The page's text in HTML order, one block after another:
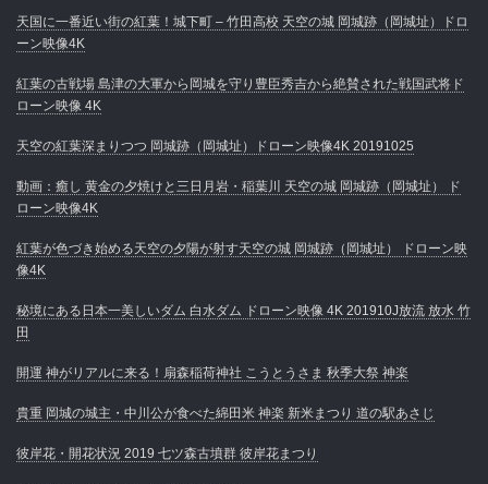
天国に一番近い街の紅葉！城下町 – 竹田高校 天空の城 岡城跡（岡城址）ドロ
ーン映像4K
紅葉の古戦場 島津の大軍から岡城を守り豊臣秀吉から絶賛された戦国武将ド
ローン映像 4K
天空の紅葉深まりつつ 岡城跡（岡城址）ドローン映像4K 20191025
動画：癒し 黄金の夕焼けと三日月岩・稲葉川 天空の城 岡城跡（岡城址） ド
ローン映像4K
紅葉が色づき始める天空の夕陽が射す天空の城 岡城跡（岡城址） ドローン映
像4K
秘境にある日本一美しいダム 白水ダム ドローン映像 4K 201910J放流 放水 竹
田
開運 神がリアルに来る！扇森稲荷神社 こうとうさま 秋季大祭 神楽
貴重 岡城の城主・中川公が食べた綿田米 神楽 新米まつり 道の駅あさじ
彼岸花・開花状況 2019 七ツ森古墳群 彼岸花まつり